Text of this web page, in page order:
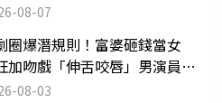
08-07
圈爆潛規則！富婆砸錢當女
吻戲「伸舌咬唇」男演員崩
08-03